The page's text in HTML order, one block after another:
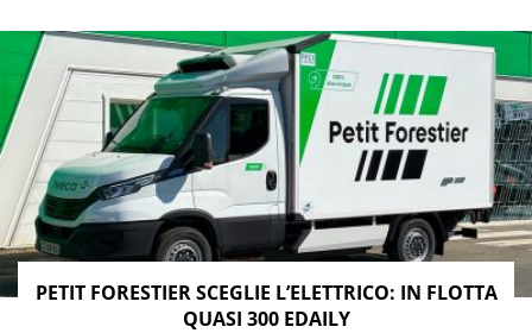
PETIT FORESTIER SCEGLIE L’ELETTRICO: IN FLOTTA
QUASI 300 EDAILY